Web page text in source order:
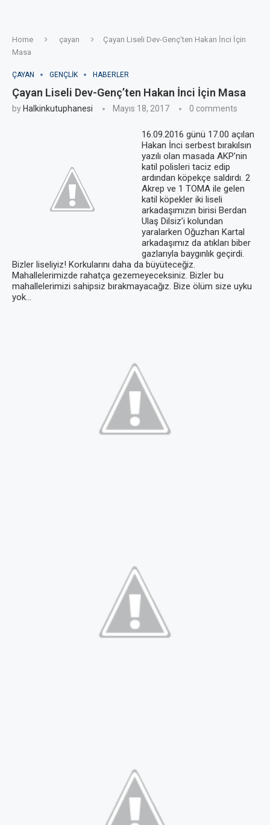
Home çayan
Çayan Liseli Dev-Genç’ten Hakan İnci İçin
Masa
ÇAYAN GENÇLIK HABERLER
Çayan Liseli Dev-Genç’ten Hakan İnci İçin Masa
by Halkinkutuphanesi Mayıs 18, 2017 0 comments
16.09.2016 günü 17.00 açılan
Hakan İnci serbest bırakılsın
yazılı olan masada AKP’nin
katil polisleri taciz edip
ardından köpekçe saldırdı. 2
Akrep ve 1 TOMA ile gelen
katil köpekler iki liseli
arkadaşımızın birisi Berdan
Ulaş Dilsiz’i kolundan
yaralarken Oğuzhan Kartal
arkadaşımız da atıkları biber
gazlarıyla baygınlık geçirdi.
Bizler liseliyiz! Korkularını daha da büyüteceğiz.
Mahallelerimizde rahatça gezemeyeceksiniz. Bizler bu
mahallelerimizi sahipsiz bırakmayacağız. Bize ölüm size uyku
yok…